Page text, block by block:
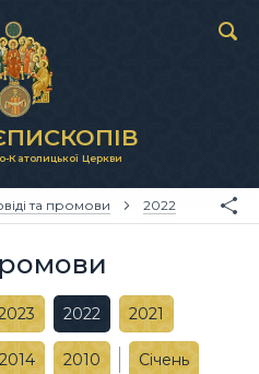
Католицької Церкви
та промови 2022
2022 2021
2014 2010 Січень